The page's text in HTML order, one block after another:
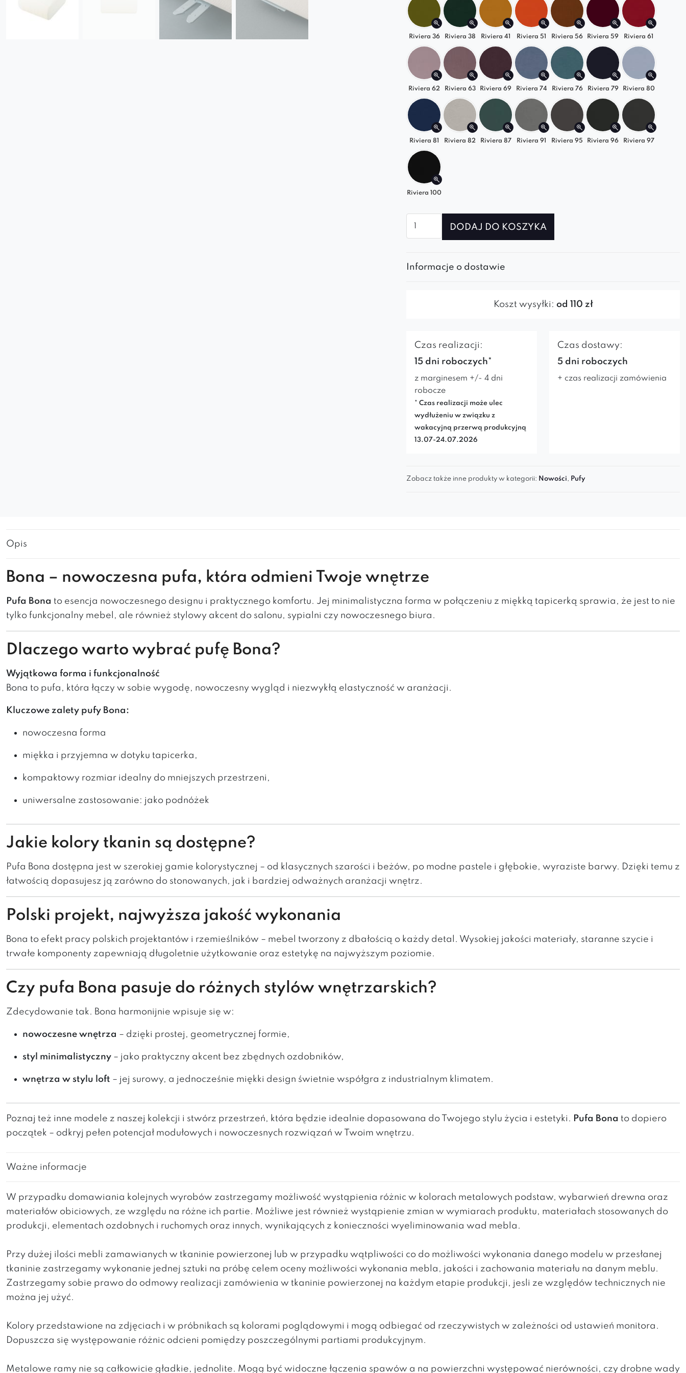
detale.
Uniwersalność
– sprawdzi się jako podnóżek, dodatkowe
siedzisko lub dekoracyjny akcent.
Stylowa funkcjonalność na lata
Bona to więcej niż tylko pufa – to element, który łatwo
dopasujesz do różnych stylów wnętrz: nowoczesnego,
loftowego czy klasycznego. Postaw na jakość, modułowość i
design. Poznaj także inne modele z kolekcji i stwórz
przestrzeń dopasowaną do Ciebie.
Riviera 36 Riviera 38 Riviera 41 Riviera 51 Riviera 56 Riviera 59 Riviera 61
Riviera 62 Riviera 63 Riviera 69 Riviera 74 Riviera 76 Riviera 79 Riviera 80
Riviera 81 Riviera 82 Riviera 87 Riviera 91 Riviera 95 Riviera 96 Riviera 97
Riviera 100
Pufa
DODAJ DO KOSZYKA
Informacje o dostawie
Koszt wysyłki: od 110 zł
Czas realizacji:
15 dni roboczych*
z marginesem +/- 4 dni
robocze
* Czas realizacji może ulec
wydłużeniu w związku z
wakacyjną przerwą produkcyjną
13.07-24.07.2026
Czas dostawy:
5 dni roboczych
+ czas realizacji zamówienia
Zobacz także inne produkty w kategorii: Nowości, Pufy
Opis
Bona – nowoczesna pufa, która odmieni Twoje wnętrze
Pufa Bona to esencja nowoczesnego designu i praktycznego komfortu. Jej minimalistyczna forma w połączeniu z miękką tapicerką sprawia, że jest to nie
tylko funkcjonalny mebel, ale również stylowy akcent do salonu, sypialni czy nowoczesnego biura.
Dlaczego warto wybrać pufę Bona?
Wyjątkowa forma i funkcjonalność
Bona to pufa, która łączy w sobie wygodę, nowoczesny wygląd i niezwykłą elastyczność w aranżacji.
Kluczowe zalety pufy Bona:
nowoczesna forma
miękka i przyjemna w dotyku tapicerka,
kompaktowy rozmiar idealny do mniejszych przestrzeni,
uniwersalne zastosowanie: jako podnóżek
Jakie kolory tkanin są dostępne?
Pufa Bona dostępna jest w szerokiej gamie kolorystycznej – od klasycznych szarości i beżów, po modne pastele i głębokie, wyraziste barwy. Dzięki temu z
łatwością dopasujesz ją zarówno do stonowanych, jak i bardziej odważnych aranżacji wnętrz.
Polski projekt, najwyższa jakość wykonania
Bona to efekt pracy polskich projektantów i rzemieślników – mebel tworzony z dbałością o każdy detal. Wysokiej jakości materiały, staranne szycie i
trwałe komponenty zapewniają długoletnie użytkowanie oraz estetykę na najwyższym poziomie.
Czy pufa Bona pasuje do różnych stylów wnętrzarskich?
Zdecydowanie tak. Bona harmonijnie wpisuje się w:
nowoczesne wnętrza – dzięki prostej, geometrycznej formie,
styl minimalistyczny – jako praktyczny akcent bez zbędnych ozdobników,
wnętrza w stylu loft – jej surowy, a jednocześnie miękki design świetnie współgra z industrialnym klimatem.
Poznaj też inne modele z naszej kolekcji i stwórz przestrzeń, która będzie idealnie dopasowana do Twojego stylu życia i estetyki. Pufa Bona to dopiero
początek – odkryj pełen potencjał modułowych i nowoczesnych rozwiązań w Twoim wnętrzu.
Ważne informacje
W przypadku domawiania kolejnych wyrobów zastrzegamy możliwość wystąpienia różnic w kolorach metalowych podstaw, wybarwień drewna oraz
materiałów obiciowych, ze względu na różne ich partie. Możliwe jest również wystąpienie zmian w wymiarach produktu, materiałach stosowanych do
produkcji, elementach ozdobnych i ruchomych oraz innych, wynikających z konieczności wyeliminowania wad mebla.
Przy dużej ilości mebli zamawianych w tkaninie powierzonej lub w przypadku wątpliwości co do możliwości wykonania danego modelu w przesłanej
tkaninie zastrzegamy wykonanie jednej sztuki na próbę celem oceny możliwości wykonania mebla, jakości i zachowania materiału na danym meblu.
Zastrzegamy sobie prawo do odmowy realizacji zamówienia w tkaninie powierzonej na każdym etapie produkcji, jesli ze względów technicznych nie
można jej użyć.
Kolory przedstawione na zdjęciach i w próbnikach są kolorami poglądowymi i mogą odbiegać od rzeczywistych w zależności od ustawień monitora.
Dopuszcza się występowanie różnic odcieni pomiędzy poszczególnymi partiami produkcyjnym.
Metalowe ramy nie są całkowicie gładkie, jednolite. Mogą być widoczne łączenia spawów a na powierzchni występować nierówności, czy drobne wady